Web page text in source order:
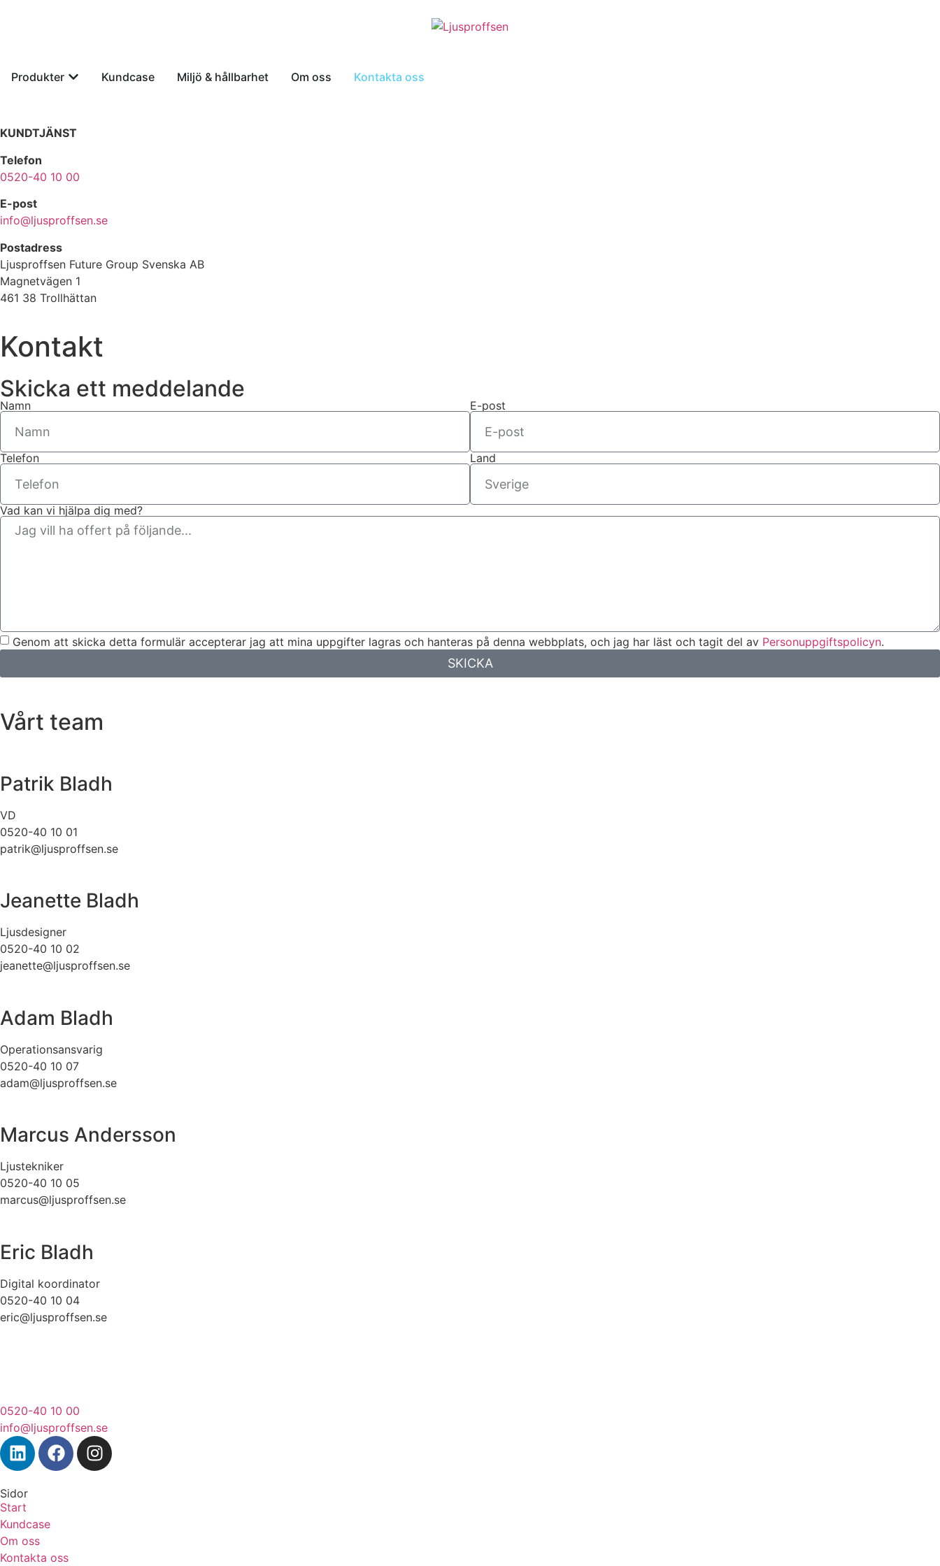
Produkter Kundcase Miljö & hållbarhet Om oss Kontakta oss
KUNDTJÄNST
Telefon
0520-40 10 00
E-post
info@ljusproffsen.se
Postadress
Ljusproffsen Future Group Svenska AB
Magnetvägen 1
461 38 Trollhättan
Kontakt
Skicka ett meddelande
Namn E-post
Telefon Land
Vad kan vi hjälpa dig med?
Genom att skicka detta formulär accepterar jag att mina uppgifter lagras och hanteras på denna webbplats, och jag har läst och tagit del av Personuppgiftspolicyn.
SKICKA
Vårt team
Patrik Bladh
VD
0520-40 10 01
patrik@ljusproffsen.se
Jeanette Bladh
Ljusdesigner
0520-40 10 02
jeanette@ljusproffsen.se
Adam Bladh
Operationsansvarig
0520-40 10 07
adam@ljusproffsen.se
Marcus Andersson
Ljustekniker
0520-40 10 05
marcus@ljusproffsen.se
Eric Bladh
Digital koordinator
0520-40 10 04
eric@ljusproffsen.se
0520-40 10 00
info@ljusproffsen.se
Sidor
Start
Kundcase
Om oss
Kontakta oss